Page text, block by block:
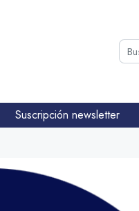
Suscripción newsletter